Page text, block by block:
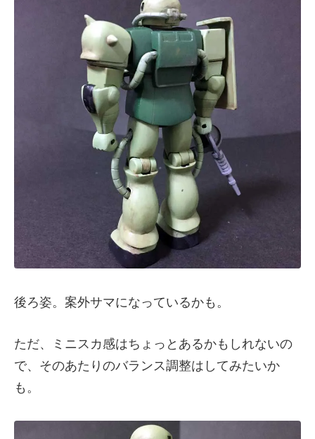
後ろ姿。案外サマになっているかも。
ただ、ミニスカ感はちょっとあるかもしれないの
で、そのあたりのバランス調整はしてみたいか
も。